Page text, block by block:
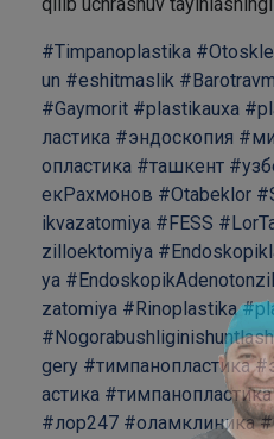
#Timpanoplastika
un #eshitmaslik
#Gaymorit #plastikauxa
ластика #эндоскопия
опластика #ташкент
екРахмонов #Otabeklor
ikvazatomiya #FESS
zilloektomiya
ya
zatomiya #Rinoplastika
#Nogorabushliginishuntlash
gery #тимпанопластика
астика #тимпанопластика
#лор247 #оламклиника